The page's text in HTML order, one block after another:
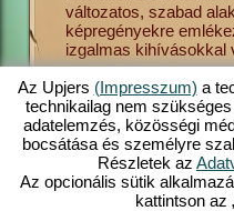
Tudj
változatos, szabad
képregényekre
izgalmas kihívásokkal
Az Upjers (Impresszum) a
technikailag nem
adatelemzés, közösségi
bocsátása és személyre
Részletek az
Az opcionális sütik
kattintson az